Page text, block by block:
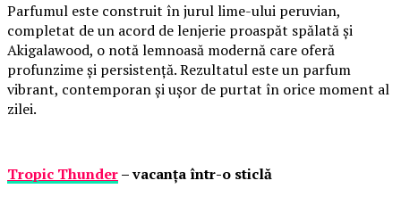
Parfumul este construit în jurul lime-ului peruvian,
completat de un acord de lenjerie proaspăt spălată și
Akigalawood, o notă lemnoasă modernă care oferă
profunzime și persistență. Rezultatul este un parfum
vibrant, contemporan și ușor de purtat în orice moment al
zilei.
Tropic Thunder– vacanța într-o sticlă